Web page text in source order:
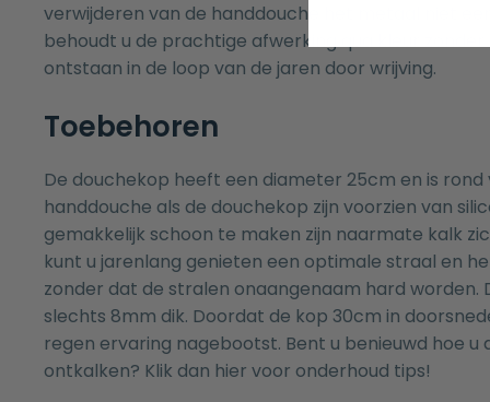
verwijderen van de handdouche het metaal niet een
behoudt u de prachtige afwerking qua kleur
ontstaan in de loop van de jaren door wrijving.
Toebehoren
De douchekop heeft een diameter 25cm en is rond
handdouche als de douchekop zijn voorzien van
gemakkelijk schoon te maken zijn naarmate kalk
kunt u jarenlang genieten een optimale straal en
zonder dat de stralen onaangenaam hard worden.
slechts 8mm dik. Doordat de kop 30cm in
regen ervaring nagebootst. Bent u benieuwd hoe u
ontkalken? Klik dan hier voor onderhoud tips!